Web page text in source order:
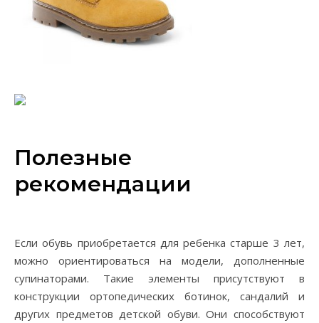
Полезные
рекомендации
Если обувь приобретается для ребенка старше 3 лет,
можно ориентироваться на модели, дополненные
супинаторами. Такие элементы присутствуют в
конструкции ортопедических ботинок, сандалий и
других предметов детской обуви. Они способствуют